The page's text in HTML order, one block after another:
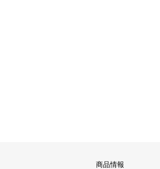
商品情報